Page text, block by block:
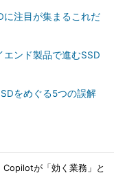
注目が集まるこれだ
エンド製品で進むSSD
をめぐる5つの誤解
が「効く業務」と